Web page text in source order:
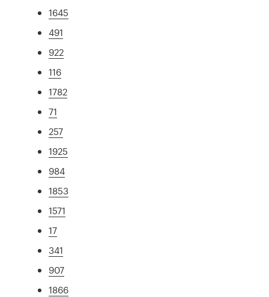
1645
491
922
116
1782
71
257
1925
984
1853
1571
17
341
907
1866